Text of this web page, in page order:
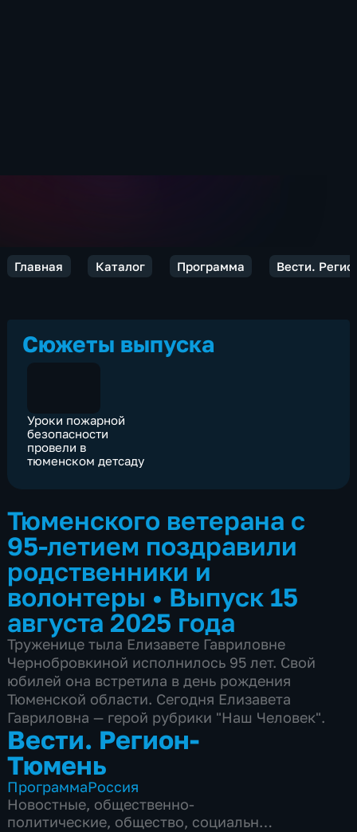
Главная Каталог Программа Вести.
Сюжеты выпуска
Уроки пожарной
безопасности
провели в
тюменском детсаду
Тюменского ветерана с
95-летием поздравили
родственники и
волонтеры • Выпуск 15
августа 2025 года
Труженице тыла Елизавете Гавриловне
Чернобровкиной исполнилось 95 лет. Свой
юбилей она встретила в день рождения
Тюменской области. Сегодня Елизавета
Гавриловна — герой рубрики "Наш Человек".
Вести. Регион-
Тюмень
ПрограммаРоссия
Новостные, общественно-
политические, общество, социально-